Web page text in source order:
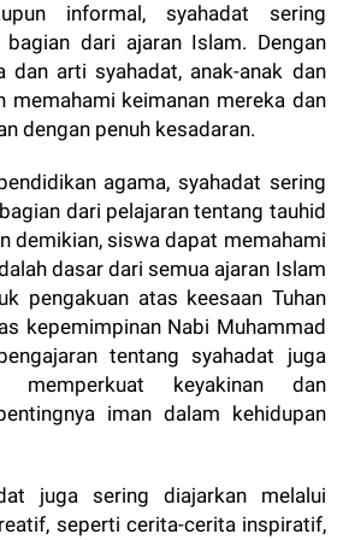
informal, syahadat sering
bagian dari ajaran Islam. Dengan
dan arti syahadat, anak-anak dan
memahami keimanan mereka dan
dengan penuh kesadaran.
agama, syahadat sering
dari pelajaran tentang tauhid
demikian, siswa dapat memahami
dasar dari semua ajaran Islam
pengakuan atas keesaan Tuhan
kepemimpinan Nabi Muhammad
tentang syahadat juga
memperkuat keyakinan dan
iman dalam kehidupan
juga sering diajarkan melalui
seperti cerita-cerita inspiratif,